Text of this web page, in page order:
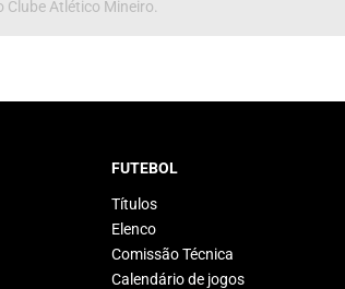
Atlético Mineiro.
FUTEBOL
Títulos
Elenco
Comissão Técnica
Calendário de jogos